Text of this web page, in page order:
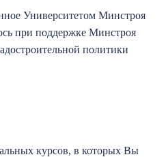
Университетом Минстроя
при поддержке Минстроя
политики
курсов, в которых Вы